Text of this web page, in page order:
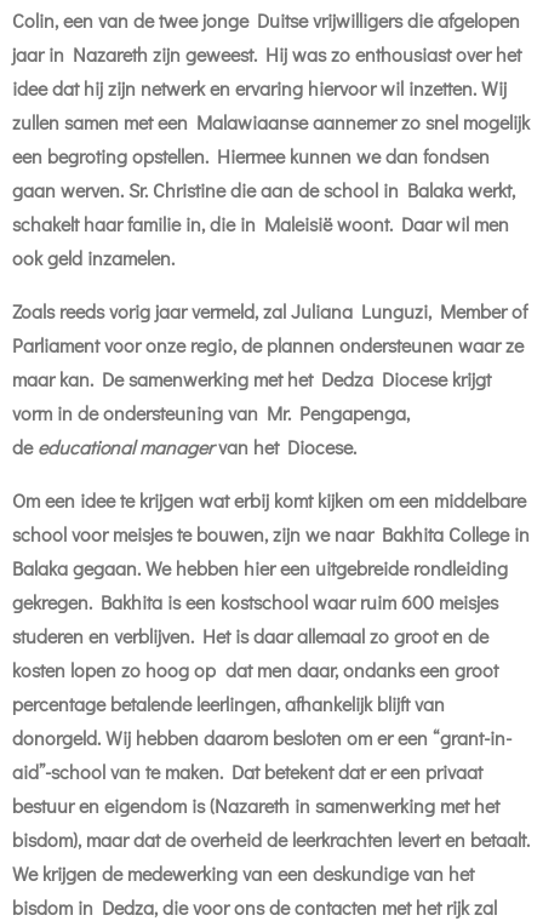
Colin, een van de twee jonge Duitse vrijwilligers die afgelopen
jaar in Nazareth zijn geweest. Hij was zo enthousiast over het
idee dat hij zijn netwerk en ervaring hiervoor wil inzetten. Wij
zullen samen met een Malawiaanse aannemer zo snel mogelijk
een begroting opstellen. Hiermee kunnen we dan fondsen
gaan werven. Sr. Christine die aan de school in Balaka werkt,
schakelt haar familie in, die in Maleisië woont. Daar wil men
ook geld inzamelen.
Zoals reeds vorig jaar vermeld, zal Juliana Lunguzi, Member of
Parliament voor onze regio, de plannen ondersteunen waar ze
maar kan. De samenwerking met het Dedza Diocese krijgt
vorm in de ondersteuning van Mr. Pengapenga,
deeducational managervan het Diocese.
Om een idee te krijgen wat erbij komt kijken om een middelbare
school voor meisjes te bouwen, zijn we naar Bakhita College in
Balaka gegaan. We hebben hier een uitgebreide rondleiding
gekregen. Bakhita is een kostschool waar ruim 600 meisjes
studeren en verblijven. Het is daar allemaal zo groot en de
kosten lopen zo hoog op dat men daar, ondanks een groot
percentage betalende leerlingen, afhankelijk blijft van
donorgeld. Wij hebben daarom besloten om er een “grant-in-
aid”-school van te maken. Dat betekent dat er een privaat
bestuur en eigendom is (Nazareth in samenwerking met het
bisdom), maar dat de overheid de leerkrachten levert en betaalt.
We krijgen de medewerking van een deskundige van het
bisdom in Dedza, die voor ons de contacten met het rijk zal